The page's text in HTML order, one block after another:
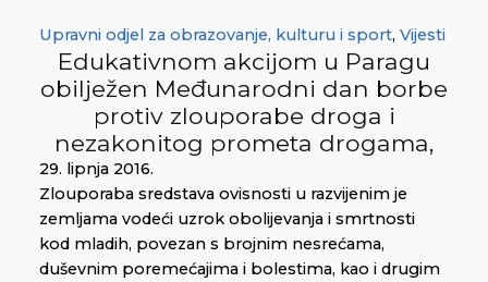
Upravni odjel za obrazovanje, kulturu i sport, Vijesti
Edukativnom akcijom u Paragu
obilježen Međunarodni dan borbe
protiv zlouporabe droga i
nezakonitog prometa drogama,
29. lipnja 2016.
Zlouporaba sredstava ovisnosti u razvijenim je
zemljama vodeći uzrok obolijevanja i smrtnosti
kod mladih, povezan s brojnim nesrećama,
duševnim poremećajima i bolestima, kao i drugim